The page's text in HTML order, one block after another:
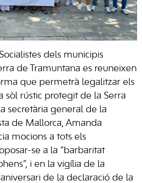
dels municipis
de Tramuntana es reuneixen
que permetrà legalitzar els
sòl rústic protegit de la Serra
secretària general de la
de Mallorca, Amanda
mocions a tots els
se a la “barbaritat
i en la vigília de la
de la declaració de la